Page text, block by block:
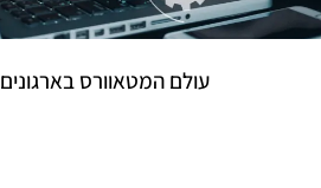
עולם המטאוורס בארגונים